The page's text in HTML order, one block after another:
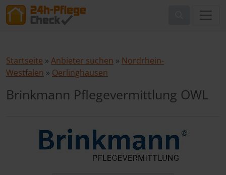
Startseite » Anbieter suchen » Nordrhein-
Westfalen » Oerlinghausen
Brinkmann Pflegevermittlung OWL